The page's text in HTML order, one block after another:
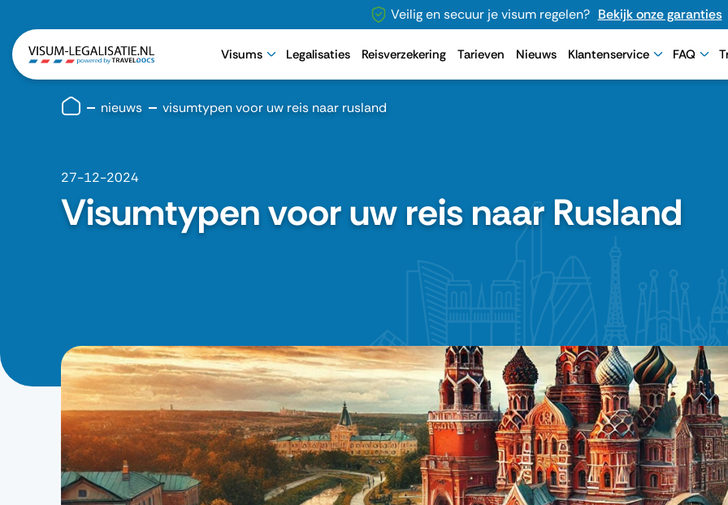
Veilig en secuur je visum regelen? Bekijk onze garanties
Visums Legalisaties Reisverzekering Tarieven Nieuws Klantenservice FAQ
nieuws visumtypen voor uw reis naar rusland
27-12-2024
Visumtypen voor uw reis naar Rusland